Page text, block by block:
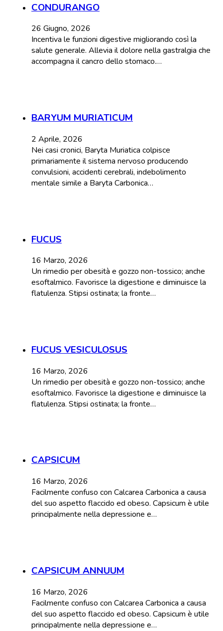
CONDURANGO
26 Giugno, 2026
Incentiva le funzioni digestive migliorando così la
salute generale. Allevia il dolore nella gastralgia che
accompagna il cancro dello stomaco.…
BARYUM MURIATICUM
2 Aprile, 2026
Nei casi cronici, Baryta Muriatica colpisce
primariamente il sistema nervoso producendo
convulsioni, accidenti cerebrali, indebolimento
mentale simile a Baryta Carbonica…
FUCUS
16 Marzo, 2026
Un rimedio per obesità e gozzo non-tossico; anche
esoftalmico. Favorisce la digestione e diminuisce la
flatulenza. Stipsi ostinata; la fronte…
FUCUS VESICULOSUS
16 Marzo, 2026
Un rimedio per obesità e gozzo non-tossico; anche
esoftalmico. Favorisce la digestione e diminuisce la
flatulenza. Stipsi ostinata; la fronte…
CAPSICUM
16 Marzo, 2026
Facilmente confuso con Calcarea Carbonica a causa
del suo aspetto flaccido ed obeso. Capsicum è utile
principalmente nella depressione e…
CAPSICUM ANNUUM
16 Marzo, 2026
Facilmente confuso con Calcarea Carbonica a causa
del suo aspetto flaccido ed obeso. Capsicum è utile
principalmente nella depressione e…